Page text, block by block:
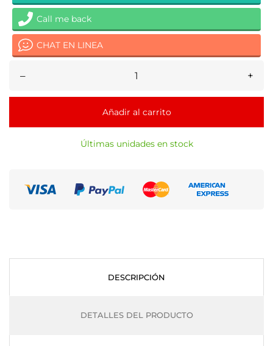
Call me back
CHAT EN LINEA
– +
Añadir al carrito
Últimas unidades en stock
DESCRIPCIÓN
DETALLES DEL PRODUCTO